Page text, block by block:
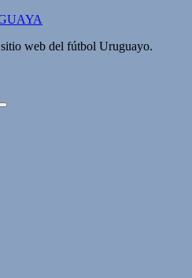
web del fútbol Uruguayo.